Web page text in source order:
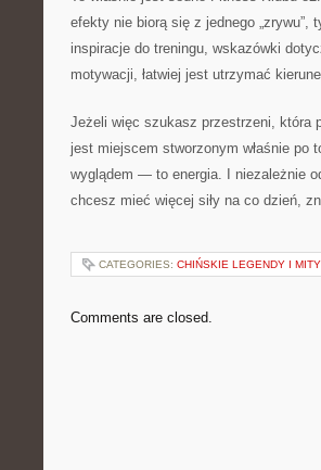
efekty nie biorą się z jednego
inspiracje do treningu, wskazówki
motywacji, łatwiej jest utrzymać
Jeżeli więc szukasz przestrzeni, która
jest miejscem stworzonym właśnie
wyglądem — to energia. I niezależnie
chcesz mieć więcej siły na co dzień,
CATEGORIES: CHIŃSKIE LEGENDY I MITY
Comments are closed.